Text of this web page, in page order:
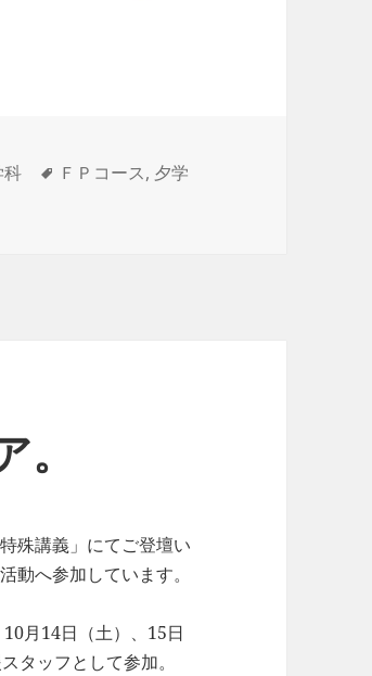
科
タ
ＦＰコース, 夕学
殊講義」にてご登壇い
動へ参加しています。
月14日（土）、15日
タッフとして参加。